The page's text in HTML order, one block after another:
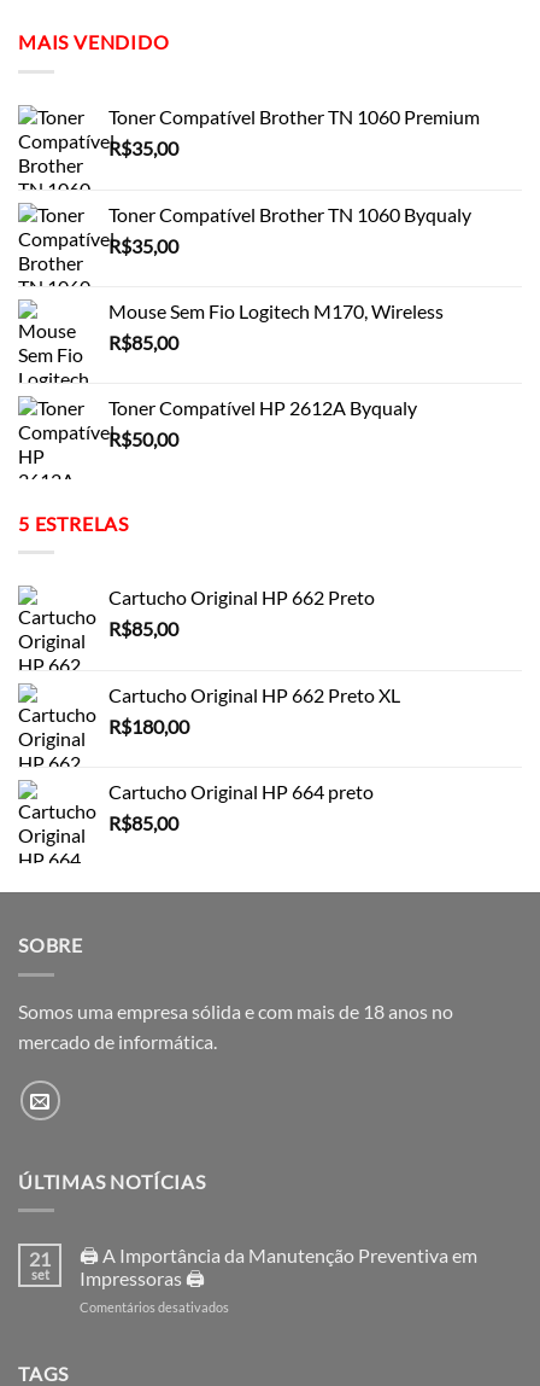
MAIS VENDIDO
Toner Compatível Brother TN 1060 Premium
R$35,00
Toner Compatível Brother TN 1060 Byqualy
R$35,00
Mouse Sem Fio Logitech M170, Wireless
R$85,00
Toner Compatível HP 2612A Byqualy
R$50,00
5 ESTRELAS
Cartucho Original HP 662 Preto
R$85,00
Cartucho Original HP 662 Preto XL
R$180,00
Cartucho Original HP 664 preto
R$85,00
SOBRE
Somos uma empresa sólida e com mais de 18 anos no
mercado de informática.
ÚLTIMAS NOTÍCIAS
21
set
🖨️ A Importância da Manutenção Preventiva em
Impressoras 🖨️
Comentários desativados
TAGS